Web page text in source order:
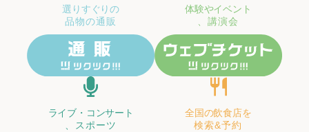
選りすぐりの
品物の通販
体験やイベント
、講演会
ライブ・コンサート
、スポーツ
全国の飲食店を
検索&予約